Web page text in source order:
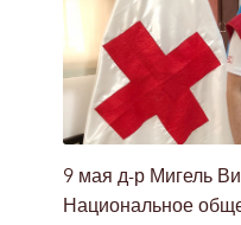
9 мая д-р Мигель
Национальное